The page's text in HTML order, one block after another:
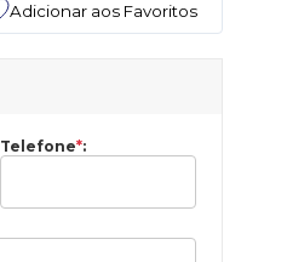
Adicionar aos Favoritos
Telefone*: